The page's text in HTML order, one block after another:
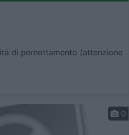
di pernottamento (attenzione
0